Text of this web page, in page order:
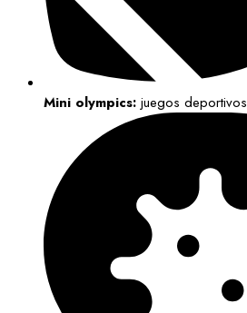
Mini olympics: juegos deportivos